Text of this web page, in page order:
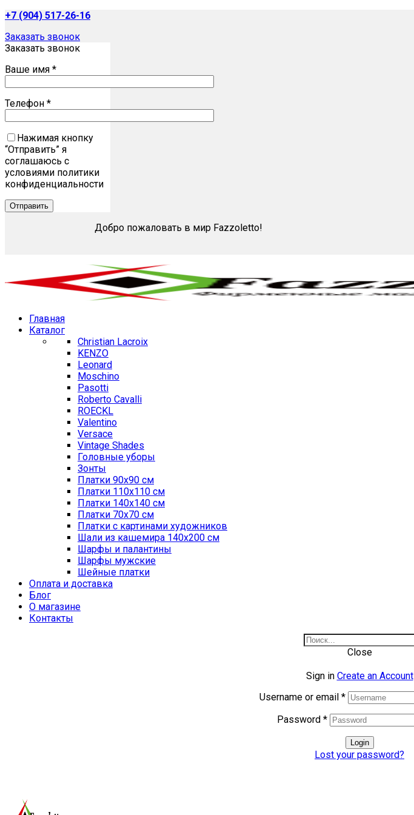
+7 (904) 517-26-16
Заказать звонок
Заказать звонок
Ваше имя *
Телефон *
Нажимая кнопку
“Отправить” я
соглашаюсь с
условиями политики
конфиденциальности
Добро пожаловать в мир Fazzoletto!
Главная
Каталог
Christian Lacroix
KENZO
Leonard
Moschino
Pasotti
Roberto Cavalli
ROECKL
Valentino
Versace
Vintage Shades
Головные уборы
Зонты
Платки 90х90 см
Платки 110х110 см
Платки 140х140 см
Платки 70х70 см
Платки с картинами художников
Шали из кашемира 140х200 см
Шарфы и палантины
Шарфы мужские
Шейные платки
Оплата и доставка
Блог
О магазине
Контакты
Close
Sign in Create an Account
Username or email *
Password *
Login
Lost your password?